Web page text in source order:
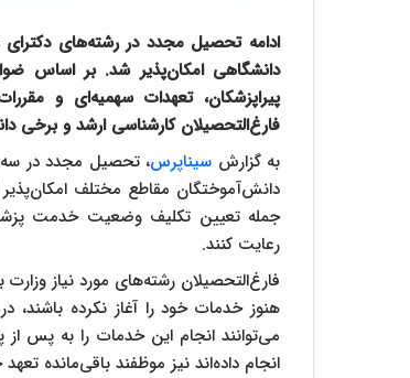
ادامه تحصیل مجدد در رشته‌های
دانشگاهی امکان‌پذیر شد. بر اساس
پیراپزشکان، تعهدات سهمیه‌ای و
فارغ‌التحصیلان کارشناسی ارشد و
به گزارش سیناپرس، تحصیل مجدد در سه
دانش‌آموختگان مقاطع مختلف امکان‌پذیر
جمله تعیین تکلیف وضعیت خدمت
رعایت کنند.
فارغ‌التحصیلان رشته‌های مورد نیاز
هنوز خدمات خود را آغاز نکرده
می‌توانند انجام این خدمات را به پس
انجام داده‌اند نیز موظفند باقی‌مانده